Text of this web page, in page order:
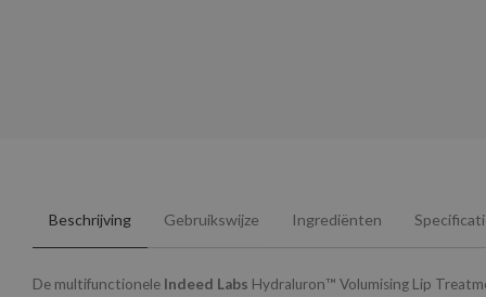
Beschrijving Gebruikswijze Ingrediënten
De multifunctionele Indeed Labs Hydraluron™ Volumising Lip